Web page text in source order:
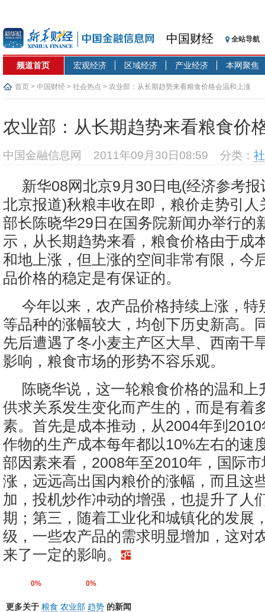
中国财经 全站导航
频道首页 宏观经济 区域经济 产业经济 本网聚焦
首页 > 中国财经 > 社会热点 > 农业部：从长期趋势来看粮食价格会温和上涨
农业部：从长期趋势来看粮食价
中国金融信息网 2011年09月30日08:59 分类：
新华08网北京9月30日电(经济参
北京报道)秋粮丰收在即，粮价走势引人
部长陈晓华29日在国务院新闻办举行的
示，从长期趋势来看，粮食价格由于成
和地上涨，但上涨的空间非常有限，今
品价格的稳定是有保证的。
今年以来，农产品价格持续上涨，特
等品种的涨幅较大，均创下历史新高。
先后遭遇了冬小麦主产区大旱、西南干
影响，粮食市场的形势不容乐观。
陈晓华说，这一轮粮食价格的温和上
供求关系发生变化而产生的，而是有着
素。首先是成本推动，从2004年到
作物的生产成本每年都以10%左右的速
部因素来看，2008年至2010年，国际
涨，远远高出国内粮价的涨幅，而且这
加，投机炒作冲动的增强，也提升了人
期；第三，随着工业化和城镇化的发展
级，一些农产品的需求明显增加，这对
来了一定的影响。
0% 0%
更多关于 粮食 农业部 趋势 的新闻